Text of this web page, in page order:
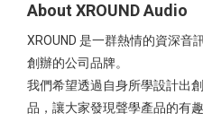
About XROUND Audio
XROUND 是一群熱情的資深音
創辦的公司品牌。
我們希望透過自身所學設計出
品，讓大家發現聲學產品的有